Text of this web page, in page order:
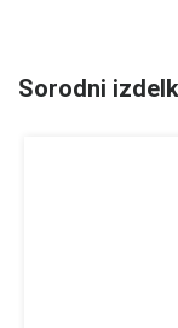
Sorodni